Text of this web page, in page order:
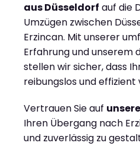
aus Düsseldorf auf die
Umzügen zwischen
Erzincan. Mit unserer
Erfahrung und unserem
stellen wir sicher, dass
reibungslos und effizient
Vertrauen Sie auf
Ihren Übergang nach
und zuverlässig zu